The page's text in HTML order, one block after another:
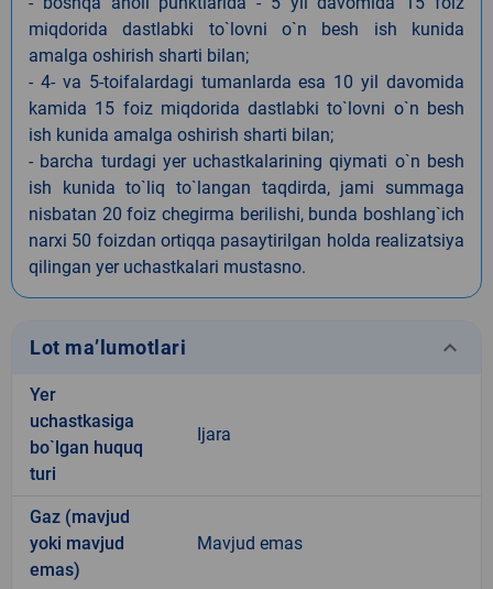
miqdorida dastlabki to`lovni o`n besh ish kunida
amalga oshirish sharti bilan;
- 4- va 5-toifalardagi tumanlarda esa 10 yil davomida
kamida 15 foiz miqdorida dastlabki to`lovni o`n besh
ish kunida amalga oshirish sharti bilan;
- barcha turdagi yer uchastkalarining qiymati o`n besh
ish kunida to`liq to`langan taqdirda, jami summaga
nisbatan 20 foiz chegirma berilishi, bunda boshlang`ich
narxi 50 foizdan ortiqqa pasaytirilgan holda realizatsiya
qilingan yer uchastkalari mustasno.
Lot ma’lumotlari keyboard_arrow_down
Yer
uchastkasiga
bo`lgan huquq
turi
Ijara
Gaz (mavjud
yoki mavjud
emas)
Mavjud emas